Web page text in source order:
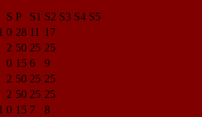
S P S1 S2 S3 S4 S5
0 28 11 17
2 50 25 25
0 15 6
9
2 50 25 25
2 50 25 25
0 15 7
8